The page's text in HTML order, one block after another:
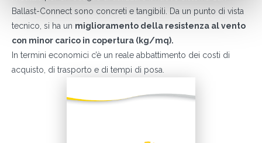
Ballast-Connect sono concreti e tangibili. Da un punto di vista
tecnico, si ha un miglioramento della resistenza al vento
con minor carico in copertura (kg/mq).
In termini economici c’è un reale abbattimento dei costi di
acquisto, di trasporto e di tempi di posa.